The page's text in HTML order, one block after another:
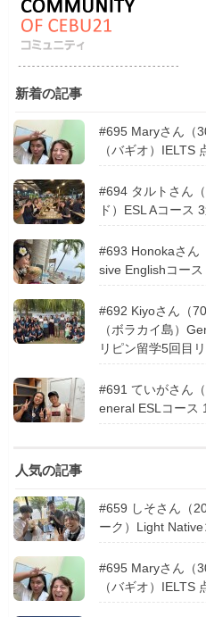
新着の記事
#695 Maryさん（
（バギオ）IELTS
#694 タルトさん
ド）ESL Aコース
#693 Honokaさん
sive Englishコー
#692 Kiyoさん（
（ボラカイ島）
リピン留学5回目
#691 ていがさん
eneral ESLコース
人気の記事
#659 しそさん（
ーク）Light
#695 Maryさん（
（バギオ）IELTS